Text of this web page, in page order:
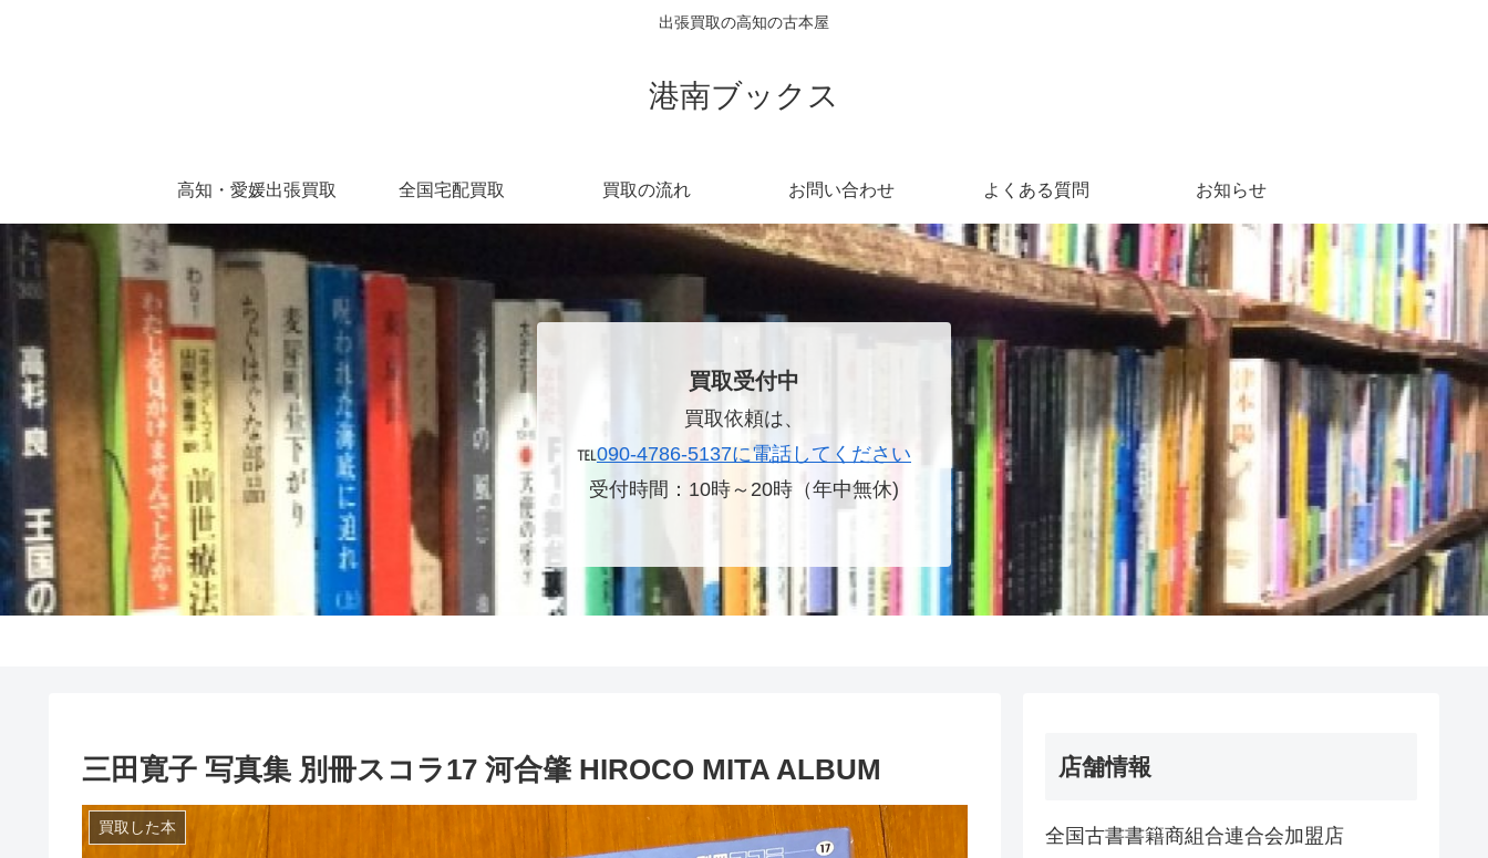
出張買取の高知の古本屋
港南ブックス
高知・愛媛出張買取 全国宅配買取 買取の流れ お問い合わせ よくある質問 お知らせ
買取受付中
買取依頼は、
℡090-4786-5137に電話してください
受付時間：10時～20時（年中無休)
三田寛子 写真集 別冊スコラ17 河合肇 HIROCO MITA ALBUM
買取した本
店舗情報
全国古書書籍商組合連合会加盟店